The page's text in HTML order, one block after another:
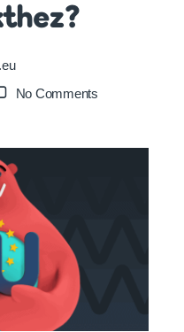
No Commentson
választás